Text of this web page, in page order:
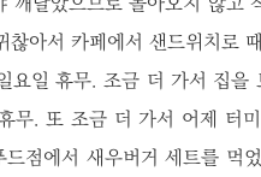
아서 카페에서 샌드위치로
요일 휴무. 조금 더 가서 집을
무. 또 조금 더 가서 어제 터
점에서 새우버거 세트를 먹